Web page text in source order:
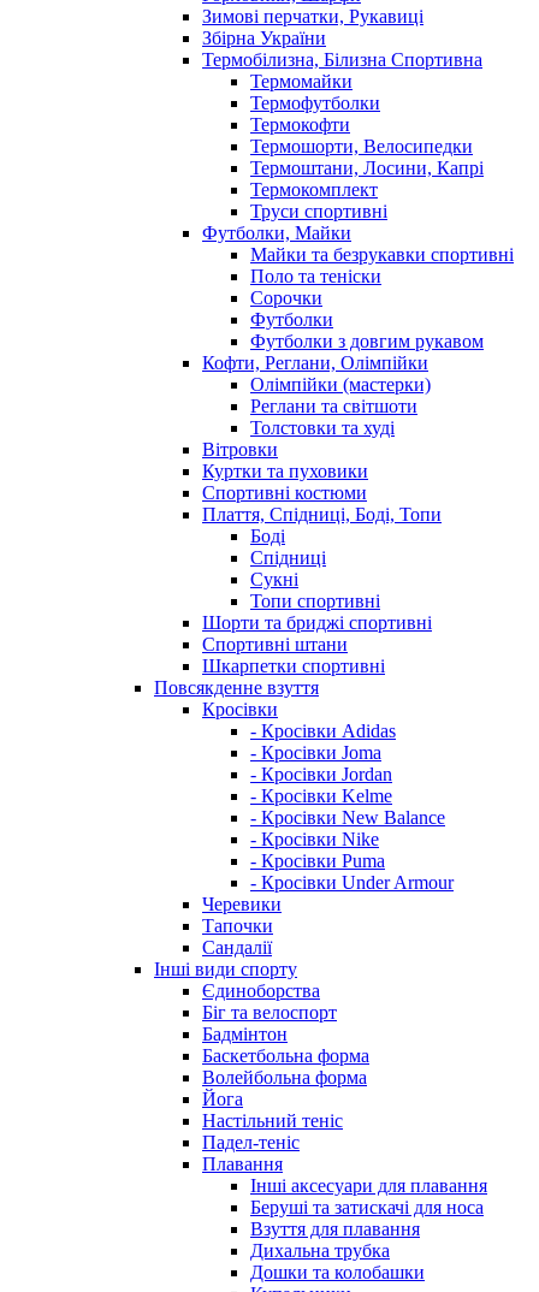
Зимові перчатки, Рукавиці
Збірна України
Термобілизна, Білизна Спортивна
Термомайки
Термофутболки
Термокофти
Термошорти, Велосипедки
Термоштани, Лосини, Капрі
Термокомплект
Труси спортивні
Футболки, Майки
Майки та безрукавки спортивні
Поло та теніски
Сорочки
Футболки
Футболки з довгим рукавом
Кофти, Реглани, Олімпійки
Олімпійки (мастерки)
Реглани та світшоти
Толстовки та худі
Вітровки
Куртки та пуховики
Спортивні костюми
Плаття, Спідниці, Боді, Топи
Боді
Спідниці
Сукні
Топи спортивні
Шорти та бриджі спортивні
Спортивні штани
Шкарпетки спортивні
Повсякденне взуття
Кросівки
- Кросівки Adidas
- Кросівки Joma
- Кросівки Jordan
- Кросівки Kelme
- Кросівки New Balance
- Кросівки Nike
- Кросівки Puma
- Кросівки Under Armour
Черевики
Тапочки
Сандалії
Інші види спорту
Єдиноборства
Біг та велоспорт
Бадмінтон
Баскетбольна форма
Волейбольна форма
Йога
Настільний теніс
Падел-теніс
Плавання
Інші аксесуари для плавання
Беруші та затискачі для носа
Взуття для плавання
Дихальна трубка
Дошки та колобашки